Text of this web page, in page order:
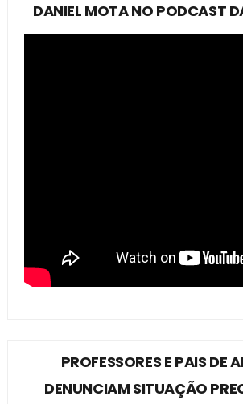
DANIEL MOTA NO PODCAST
PROFESSORES E PAIS DE
DENUNCIAM SITUAÇÃO